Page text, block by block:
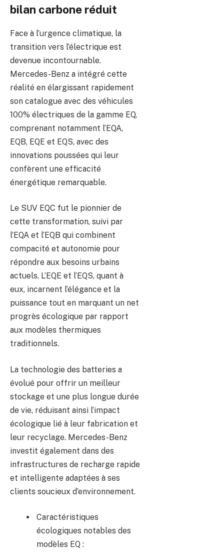
bilan carbone réduit
Face à l’urgence climatique, la
transition vers l’électrique est
devenue incontournable.
Mercedes-Benz a intégré cette
réalité en élargissant rapidement
son catalogue avec des véhicules
100% électriques de la gamme EQ,
comprenant notamment l’EQA,
EQB, EQE et EQS, avec des
innovations poussées qui leur
confèrent une efficacité
énergétique remarquable.
Le SUV EQC fut le pionnier de
cette transformation, suivi par
l’EQA et l’EQB qui combinent
compacité et autonomie pour
répondre aux besoins urbains
actuels. L’EQE et l’EQS, quant à
eux, incarnent l’élégance et la
puissance tout en marquant un net
progrès écologique par rapport
aux modèles thermiques
traditionnels.
La technologie des batteries a
évolué pour offrir un meilleur
stockage et une plus longue durée
de vie, réduisant ainsi l’impact
écologique lié à leur fabrication et
leur recyclage. Mercedes-Benz
investit également dans des
infrastructures de recharge rapide
et intelligente adaptées à ses
clients soucieux d’environnement.
Caractéristiques
écologiques notables des
modèles EQ :